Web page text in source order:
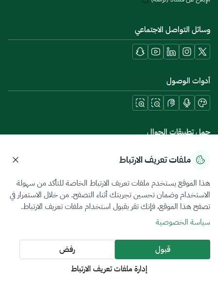
وسائل التواصل الاجتماعي
أدوات الوصول
حمل تطبيقات الجوال
سياسة الخصوصيةشروط الاستخدامخريطة الموقع
جميع الحقوق محفوظة 2026 © ZATCA.GOV.SA
تم تطويره وصيانته بواسطة هيئة الزكاة والضريبة والجمارك
آخر تحديث للموقع في
ملفات تعريف الارتباط
هذا الموقع يستخدم ملفات تعريف الارتباط الخاصة للتأكد من سهولة
الاستخدام وضمان تحسين تجربتك أثناء التصفح. من خلال الاستمرار في
تصفح هذا الموقع، فإنك تقر بقبول استخدام ملفات تعريف الارتباط.
سياسة الخصوصية
قبول
رفض
إدارة ملفات تعريف الارتباط